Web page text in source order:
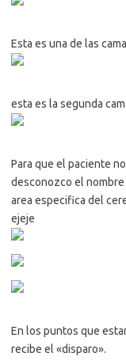
Esta es una de las
esta es la segunda
Para que el paciente
desconozco el nombre
area especifica del
ejeje
En los puntos que
recibe el «disparo».